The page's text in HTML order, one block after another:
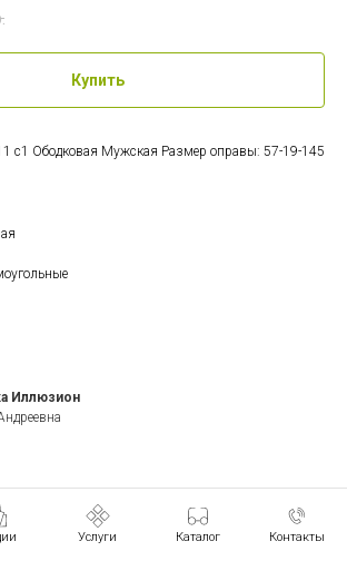
Услуги Каталог Контакты
Купить
c1 Ободковая Мужская Размер оправы: 57-19-145
Иллюзион